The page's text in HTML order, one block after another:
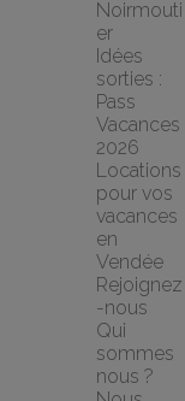
Noirmouti
er
Idées
sorties :
Pass
Vacances
2026
Locations
pour vos
vacances
en
Vendée
Rejoignez
-nous
Qui
sommes
nous ?